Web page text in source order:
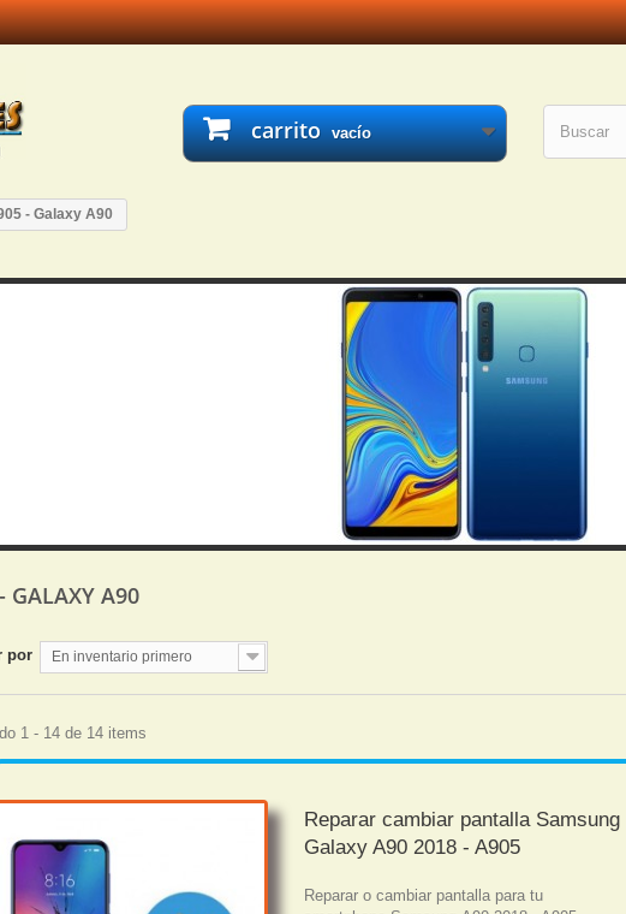
carrito vacío
- Galaxy A90
GALAXY A90
por En inventario primero
1 - 14 de 14 items
Reparar cambiar pantalla Samsung
Galaxy A90 2018 - A905
Reparar o cambiar pantalla para tu